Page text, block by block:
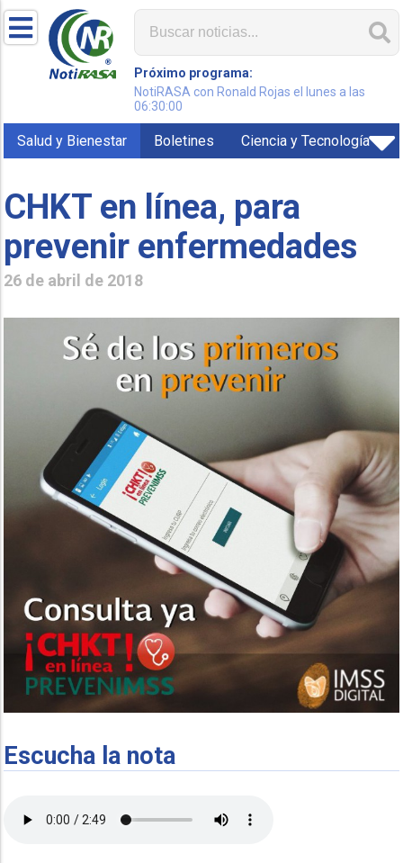
Próximo programa:
NotiRASA con Ronald Rojas el lunes a las
06:30:00
Salud y Bienestar Boletines Ciencia y Tecnología
CHKT en línea, para
prevenir enfermedades
26 de abril de 2018
Escucha la nota